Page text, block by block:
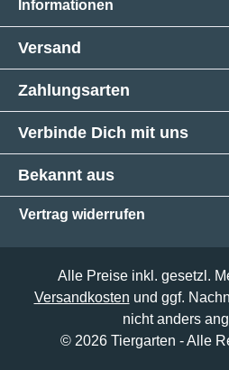
Informationen
Versand
Zahlungsarten
Verbinde Dich mit uns
Bekannt aus
Vertrag widerrufen
Alle Preise inkl. gesetzl.
Versandkosten und ggf.
nicht anders
© 2026 Tiergarten - Alle